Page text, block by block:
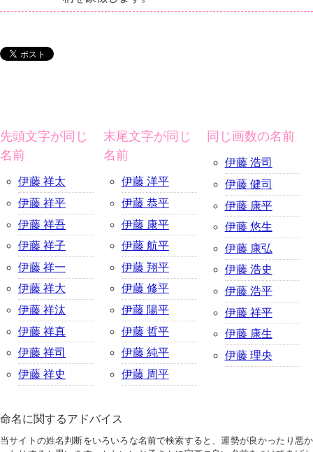
先頭文字が同じ
名前
伊藤 祥太
伊藤 祥平
伊藤 祥吾
伊藤 祥子
伊藤 祥一
伊藤 祥大
伊藤 祥汰
伊藤 祥真
伊藤 祥司
伊藤 祥史
末尾文字が同じ
名前
伊藤 洋平
伊藤 恭平
伊藤 康平
伊藤 航平
伊藤 翔平
伊藤 修平
伊藤 陽平
伊藤 哲平
伊藤 純平
伊藤 周平
同じ画数の名前
伊藤 浩司
伊藤 健司
伊藤 康平
伊藤 悠生
伊藤 康弘
伊藤 浩史
伊藤 浩平
伊藤 祥平
伊藤 康生
伊藤 理央
命名に関するアドバイス
当サイトの姓名判断をいろいろな名前で検索すると、運勢が良かったり悪か